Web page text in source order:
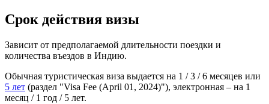
Срок действия визы
Зависит от предполагаемой длительности поездки и
количества въездов в Индию.
Обычная туристическая виза выдается на 1 / 3 / 6 месяцев или
5 лет (раздел "Visa Fee (April 01, 2024)"), электронная – на 1
месяц / 1 год / 5 лет.